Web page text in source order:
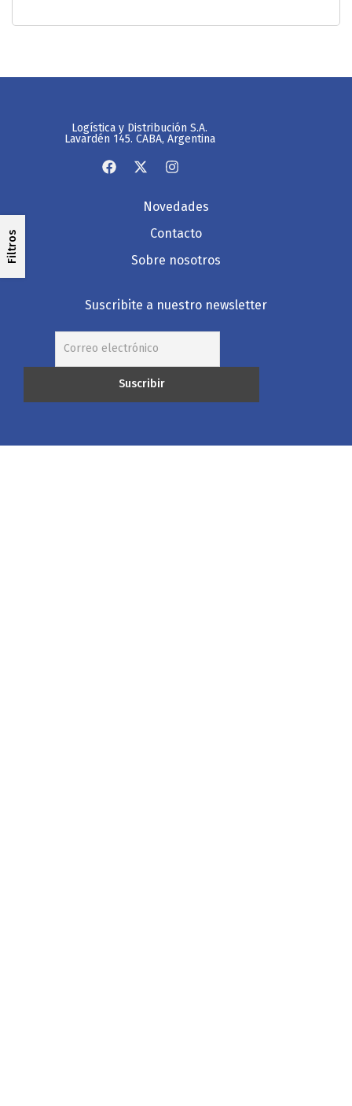
Filtros
Logística y Distribución S.A.
Lavardén 145. CABA, Argentina
Novedades
Contacto
Sobre nosotros
Suscribite a nuestro newsletter